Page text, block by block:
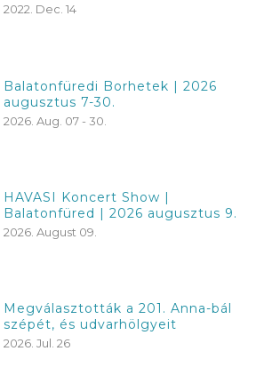
2022. Dec. 14
Balatonfüredi Borhetek | 2026
augusztus 7-30.
2026. Aug. 07 - 30.
HAVASI Koncert Show |
Balatonfüred | 2026 augusztus 9.
2026. August 09.
Megválasztották a 201. Anna-bál
szépét, és udvarhölgyeit
2026. Jul. 26